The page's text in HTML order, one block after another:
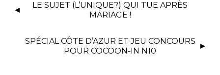
LE SUJET (L’UNIQUE?) QUI TUE APRÈS
MARIAGE !
SPÉCIAL CÔTE D’AZUR ET JEU CONCOURS
POUR COCOON-IN N10